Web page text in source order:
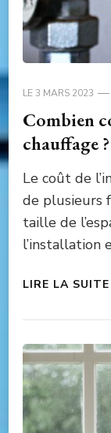
LE 3 MARS 2023
Combien
chauffage ?
Le coût de
de plusieurs
taille de
l’installation
LIRE LA SUITE